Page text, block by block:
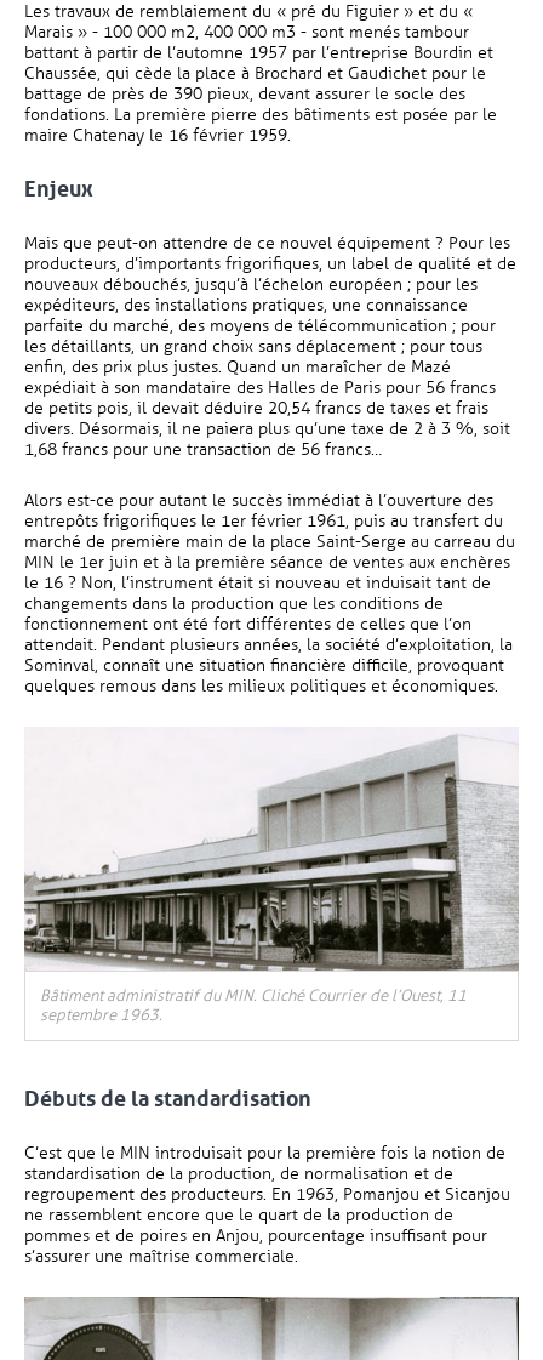
Les travaux de remblaiement du « pré du Figuier » et du «
Marais » - 100 000 m2, 400 000 m3 - sont menés tambour
battant à partir de l’automne 1957 par l’entreprise Bourdin et
Chaussée, qui cède la place à Brochard et Gaudichet pour le
battage de près de 390 pieux, devant assurer le socle des
fondations. La première pierre des bâtiments est posée par le
maire Chatenay le 16 février 1959.
Enjeux
Mais que peut-on attendre de ce nouvel équipement ? Pour les
producteurs, d’importants frigorifiques, un label de qualité et de
nouveaux débouchés, jusqu’à l’échelon européen ; pour les
expéditeurs, des installations pratiques, une connaissance
parfaite du marché, des moyens de télécommunication ; pour
les détaillants, un grand choix sans déplacement ; pour tous
enfin, des prix plus justes. Quand un maraîcher de Mazé
expédiait à son mandataire des Halles de Paris pour 56 francs
de petits pois, il devait déduire 20,54 francs de taxes et frais
divers. Désormais, il ne paiera plus qu’une taxe de 2 à 3 %, soit
1,68 francs pour une transaction de 56 francs…
Alors est-ce pour autant le succès immédiat à l’ouverture des
entrepôts frigorifiques le 1er février 1961, puis au transfert du
marché de première main de la place Saint-Serge au carreau du
MIN le 1er juin et à la première séance de ventes aux enchères
le 16 ? Non, l’instrument était si nouveau et induisait tant de
changements dans la production que les conditions de
fonctionnement ont été fort différentes de celles que l’on
attendait. Pendant plusieurs années, la société d’exploitation, la
Sominval, connaît une situation financière difficile, provoquant
quelques remous dans les milieux politiques et économiques.
Bâtiment administratif du MIN. Cliché Courrier de l’Ouest, 11
septembre 1963.
Débuts de la standardisation
C’est que le MIN introduisait pour la première fois la notion de
standardisation de la production, de normalisation et de
regroupement des producteurs. En 1963, Pomanjou et Sicanjou
ne rassemblent encore que le quart de la production de
pommes et de poires en Anjou, pourcentage insuffisant pour
s’assurer une maîtrise commerciale.